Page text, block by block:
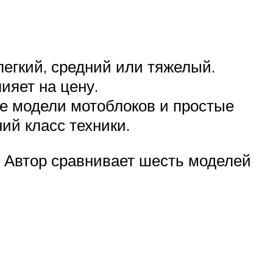
средний или тяжелый.
на цену.
модели мотоблоков и простые
класс техники.
сравнивает шесть моделей